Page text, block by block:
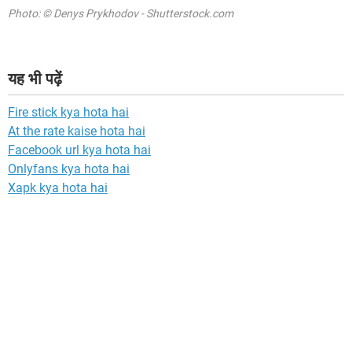
Photo: © Denys Prykhodov - Shutterstock.com
यह भी पढ़ें
Fire stick kya hota hai
At the rate kaise hota hai
Facebook url kya hota hai
Onlyfans kya hota hai
Xapk kya hota hai